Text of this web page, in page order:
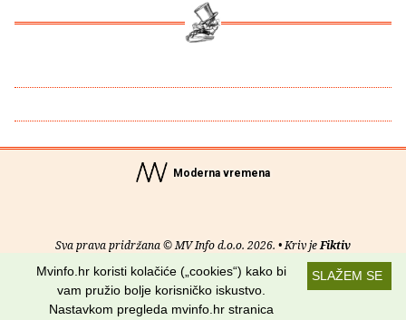
Moderna vremena
Sva prava pridržana © MV Info d.o.o. 2026. • Kriv jeFiktiv
O nama• Pomoć• Uvjeti korištenja•RSS kanali
Potraži nas na:
SLAŽEM SE
Mvinfo.hr koristi kolačiće („cookies“) kako bi
vam pružio bolje korisničko iskustvo.
Nastavkom pregleda mvinfo.hr stranica